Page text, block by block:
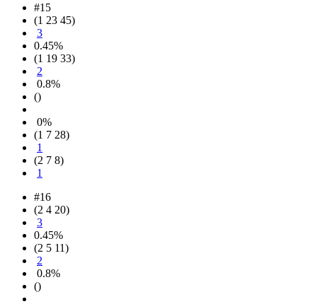
#15
(1 23 45)
3
0.45%
(1 19 33)
2
0.8%
()
0%
(1 7 28)
1
(2 7 8)
1
#16
(2 4 20)
3
0.45%
(2 5 11)
2
0.8%
()